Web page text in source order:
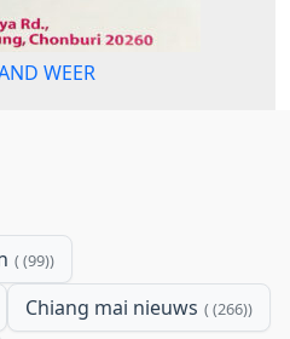
WEER
(99)
Chiang mai nieuws (266)